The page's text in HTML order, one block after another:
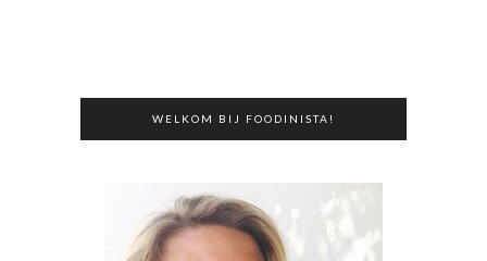
WELKOM BIJ FOODINISTA!